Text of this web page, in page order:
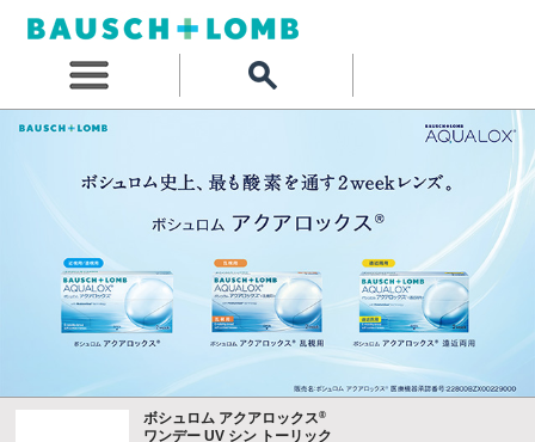
ボシュロム アクアロックス®
ワンデー UV シン トーリック